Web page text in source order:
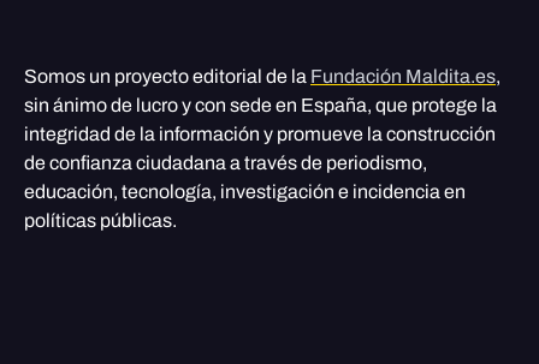
Somos un proyecto editorial de la Fundación Maldita.es,
sin ánimo de lucro y con sede en España, que protege la
integridad de la información y promueve la construcción
de confianza ciudadana a través de periodismo,
educación, tecnología, investigación e incidencia en
políticas públicas.